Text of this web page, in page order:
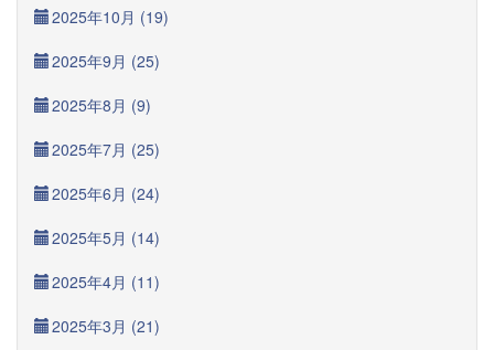
2025年10月 (19)
2025年9月 (25)
2025年8月 (9)
2025年7月 (25)
2025年6月 (24)
2025年5月 (14)
2025年4月 (11)
2025年3月 (21)